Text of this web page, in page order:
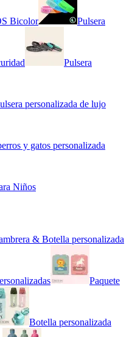
Bicolor Pulsera
Pulsera
personalizada de lujo
y gatos personalizada
Niños
& Botella personalizada
Paquete
Botella personalizada